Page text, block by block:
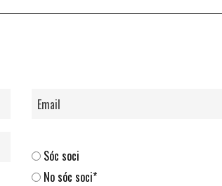
Sóc soci
No sóc soci*